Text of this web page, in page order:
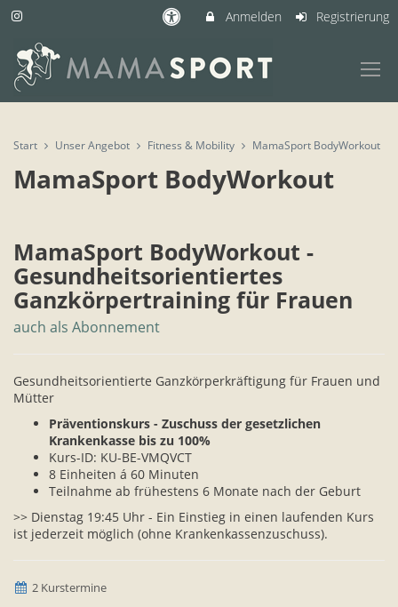
Anmelden Registrierung
Start Unser Angebot Fitness & Mobility MamaSport BodyWorkout
MamaSport BodyWorkout
MamaSport BodyWorkout -
Gesundheitsorientiertes
Ganzkörpertraining für Frauen
auch als Abonnement
Gesundheitsorientierte Ganzkörperkräftigung für Frauen und
Mütter
Präventionskurs - Zuschuss der gesetzlichen
Krankenkasse bis zu 100%
Kurs-ID: KU-BE-VMQVCT
8 Einheiten á 60 Minuten
Teilnahme ab frühestens 6 Monate nach der Geburt
>> Dienstag 19:45 Uhr - Ein Einstieg in einen laufenden Kurs
ist jederzeit möglich (ohne Krankenkassenzuschuss).
2 Kurstermine